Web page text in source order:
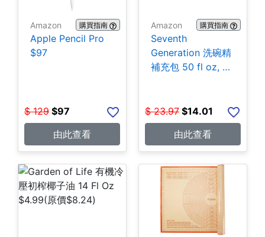
Amazon 購買指南
Apple Pencil Pro
$97
$ 129 $97
由此查看
Amazon 購買指南
Seventh
Generation 洗碗精
補充包 50 fl oz, 3
$ 23.97 $14.01
由此查看